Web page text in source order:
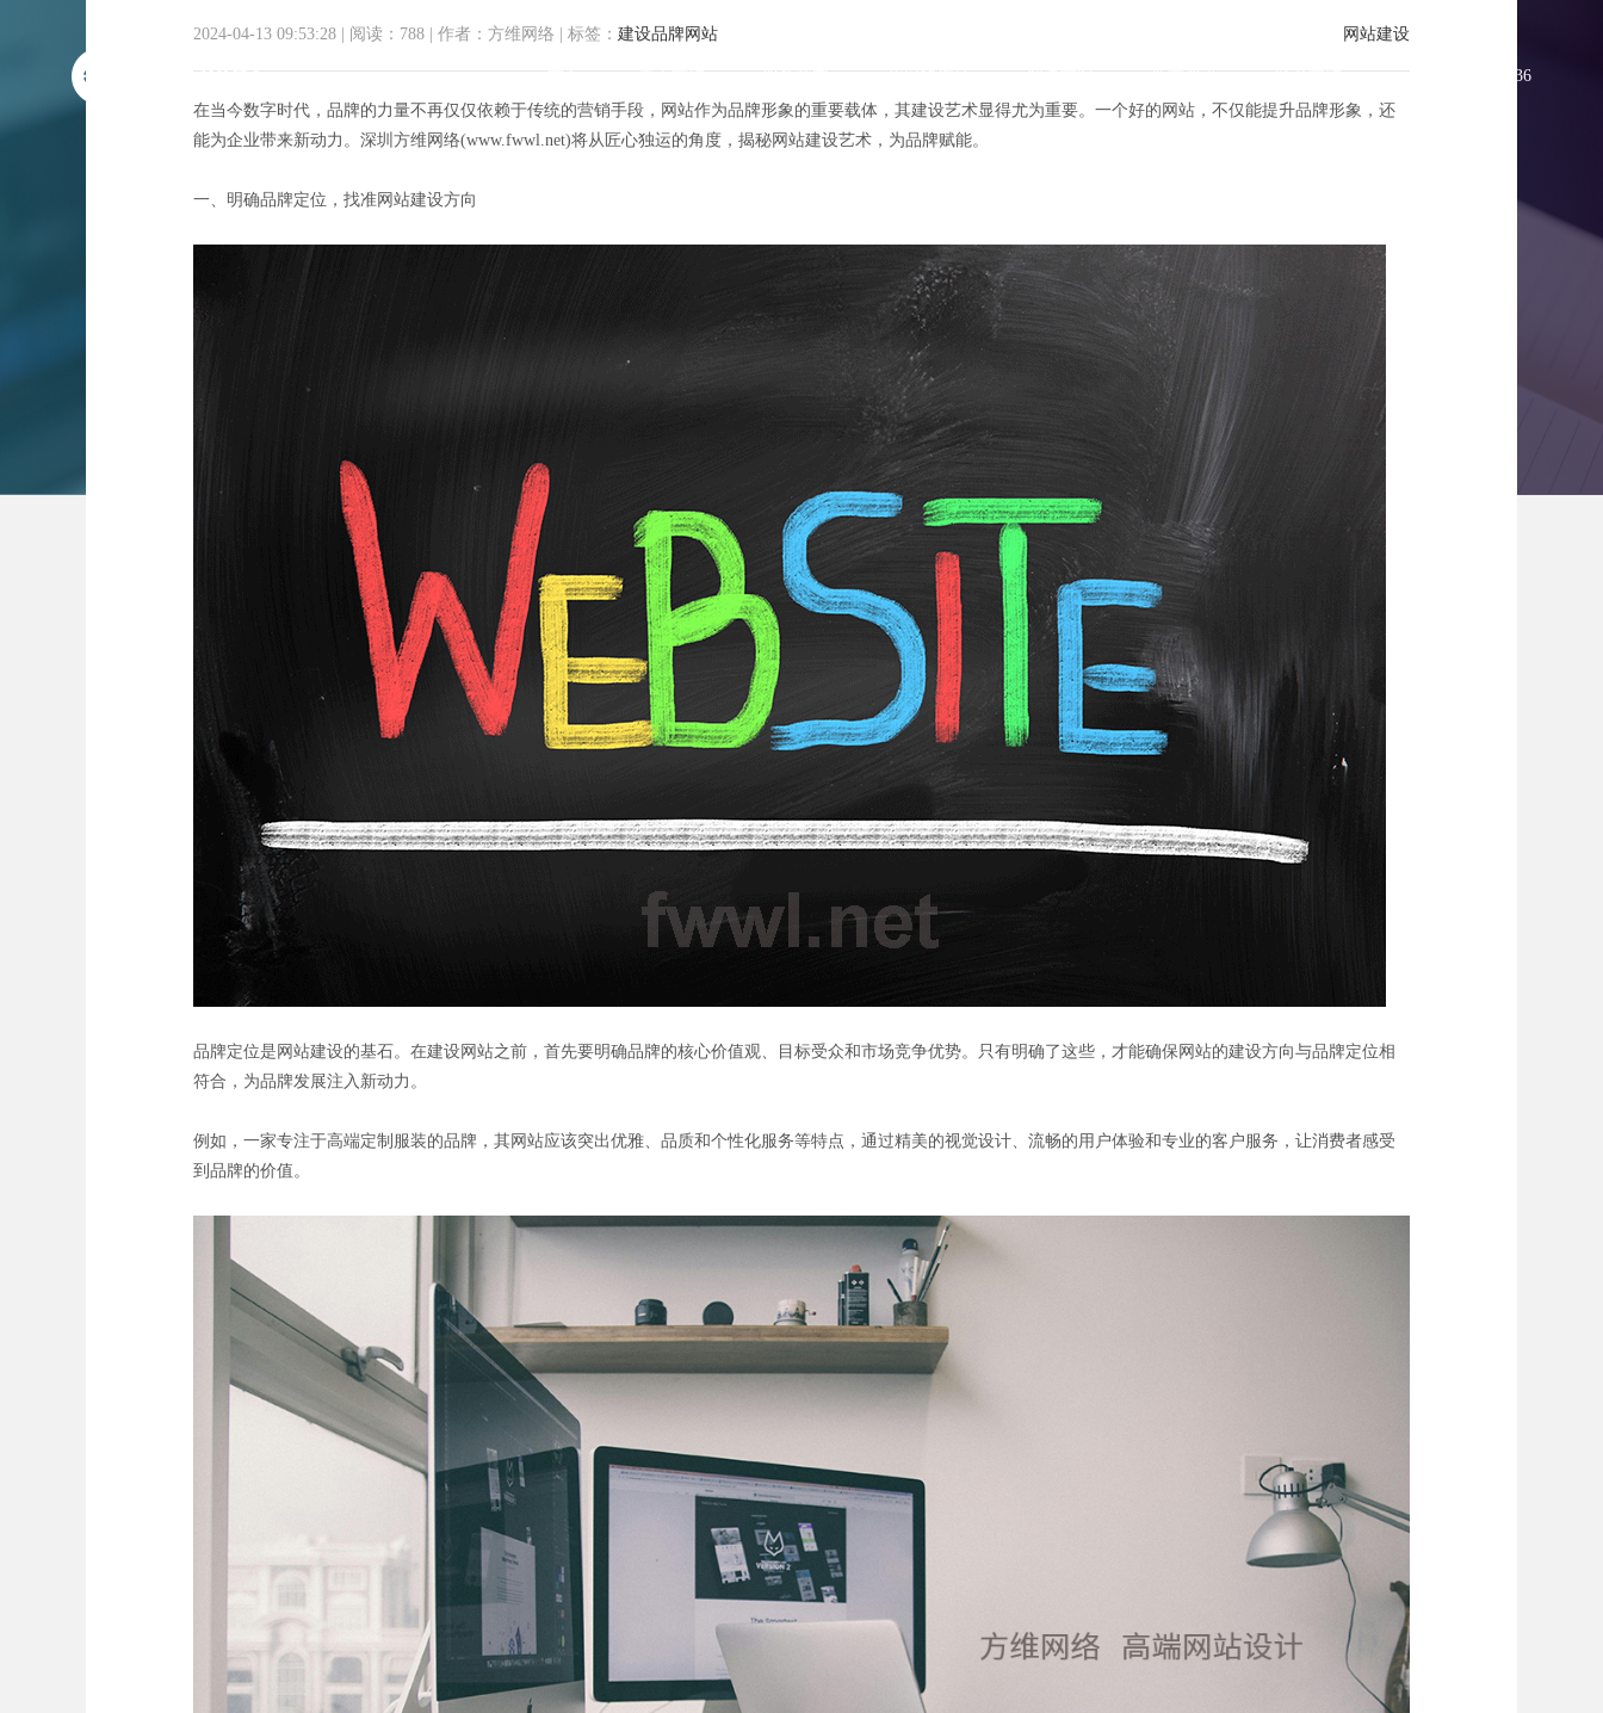
首页 关于方维 服务范围 我们的作品 解决方案 新闻资讯 联系方维 0755-83896336
赋能品牌新动力：揭秘匠心独运的网站建设艺术
网站建设
2024-04-13 09:53:28 阅读：788 作者：方维网络 标签： 建设品牌网站
在当今数字时代，品牌的力量不再仅仅依赖于传统的营销手段，网站作为品牌形象的重要载体，其建设艺术显得尤为重要。一个好的网站，不仅能提升品牌形象，还
能为企业带来新动力。深圳方维网络(www.fwwl.net)将从匠心独运的角度，揭秘网站建设艺术，为品牌赋能。
一、明确品牌定位，找准网站建设方向
品牌定位是网站建设的基石。在建设网站之前，首先要明确品牌的核心价值观、目标受众和市场竞争优势。只有明确了这些，才能确保网站的建设方向与品牌定位相
符合，为品牌发展注入新动力。
例如，一家专注于高端定制服装的品牌，其网站应该突出优雅、品质和个性化服务等特点，通过精美的视觉设计、流畅的用户体验和专业的客户服务，让消费者感受
到品牌的价值。